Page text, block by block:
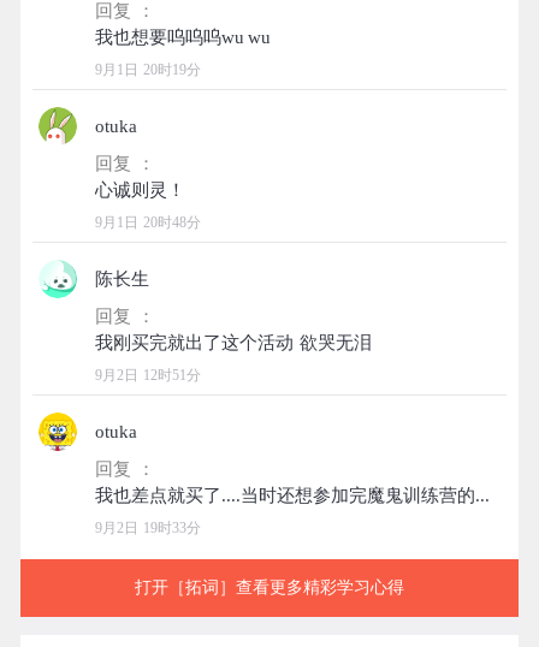
回复 ：
9月1日 20时19分
otuka
回复 ：
9月1日 20时48分
陈长生
回复 ：
9月2日 12时51分
otuka
回复 ：
9月2日 19时33分
打开［拓词］查看更多精彩学习心得